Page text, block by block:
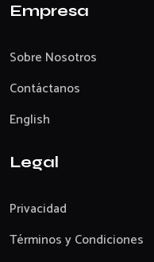
Empresa
Sobre Nosotros
Contáctanos
English
Legal
Privacidad
Términos y Condiciones